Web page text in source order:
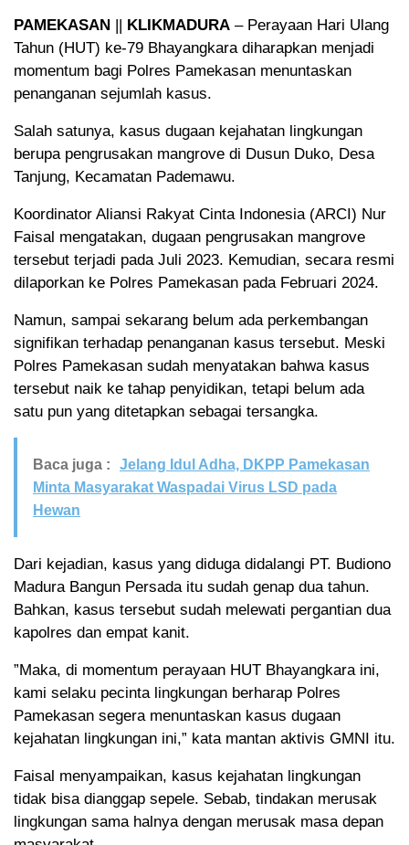
PAMEKASAN || KLIKMADURA – Perayaan Hari Ulang
Tahun (HUT) ke-79 Bhayangkara diharapkan menjadi
momentum bagi Polres Pamekasan menuntaskan
penanganan sejumlah kasus.
Salah satunya, kasus dugaan kejahatan lingkungan
berupa pengrusakan mangrove di Dusun Duko, Desa
Tanjung, Kecamatan Pademawu.
Koordinator Aliansi Rakyat Cinta Indonesia (ARCI) Nur
Faisal mengatakan, dugaan pengrusakan mangrove
tersebut terjadi pada Juli 2023. Kemudian, secara resmi
dilaporkan ke Polres Pamekasan pada Februari 2024.
Namun, sampai sekarang belum ada perkembangan
signifikan terhadap penanganan kasus tersebut. Meski
Polres Pamekasan sudah menyatakan bahwa kasus
tersebut naik ke tahap penyidikan, tetapi belum ada
satu pun yang ditetapkan sebagai tersangka.
Baca juga :
Jelang Idul Adha, DKPP Pamekasan
Minta Masyarakat Waspadai Virus LSD pada
Hewan
Dari kejadian, kasus yang diduga didalangi PT. Budiono
Madura Bangun Persada itu sudah genap dua tahun.
Bahkan, kasus tersebut sudah melewati pergantian dua
kapolres dan empat kanit.
”Maka, di momentum perayaan HUT Bhayangkara ini,
kami selaku pecinta lingkungan berharap Polres
Pamekasan segera menuntaskan kasus dugaan
kejahatan lingkungan ini,” kata mantan aktivis GMNI itu.
Faisal menyampaikan, kasus kejahatan lingkungan
tidak bisa dianggap sepele. Sebab, tindakan merusak
lingkungan sama halnya dengan merusak masa depan